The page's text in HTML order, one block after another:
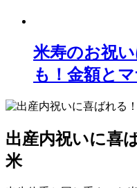
米寿のお祝
も！金額と
出産内祝いに喜
米